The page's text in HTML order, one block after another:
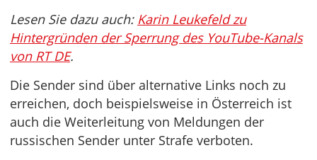
Lesen Sie dazu auch: Karin Leukefeld zu
Hintergründen der Sperrung des YouTube-Kanals
von RT DE.
Die Sender sind über alternative Links noch zu
erreichen, doch beispielsweise in Österreich ist
auch die Weiterleitung von Meldungen der
russischen Sender unter Strafe verboten.